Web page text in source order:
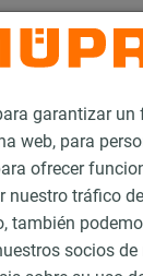
garantizar
web, para
ofrecer
nuestro tráfico
también
socios de
de soportación
de vidrio